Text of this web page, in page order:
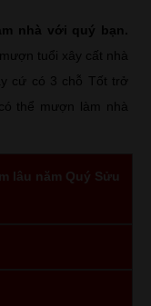
nhà với quý bạn.
tuổi xây cất nhà
cứ có 3 chỗ Tốt trở
thể mượn làm nhà
lâu năm Quý Sửu